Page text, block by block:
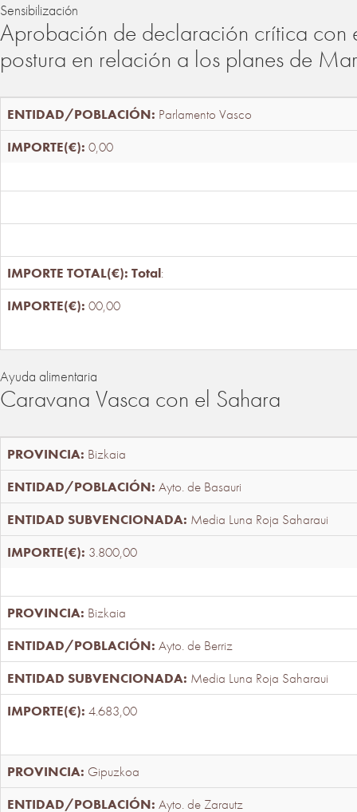
Sensibilización
Aprobación de declaración crítica con
postura en relación a los planes de
Parlamento Vasco
0,00
Total:
00,00
Ayuda alimentaria
Caravana Vasca con el Sahara
Bizkaia
Ayto. de Basauri
Media Luna Roja Saharaui
3.800,00
Bizkaia
Ayto. de Berriz
Media Luna Roja Saharaui
4.683,00
Gipuzkoa
Ayto. de Zarautz